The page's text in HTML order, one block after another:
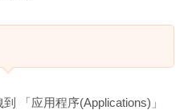
「应用程序(Applications)」